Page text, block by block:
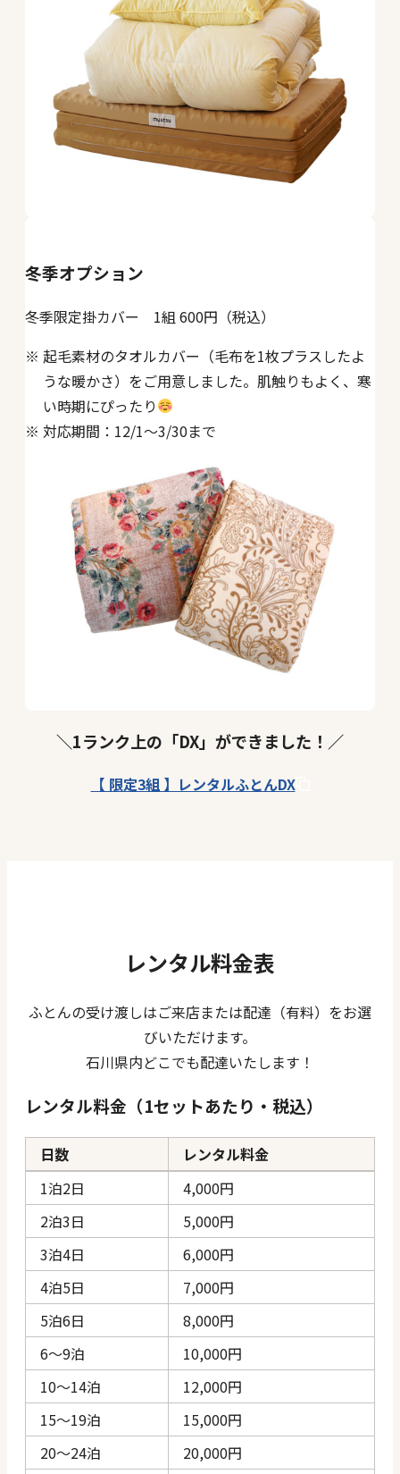
冬季オプション
冬季限定掛カバー 1組 600円（税込）
起毛素材のタオルカバー（毛布を1枚プラスしたよ
うな暖かさ）をご用意しました。肌触りもよく、寒
い時期にぴったり
対応期間：12/1〜3/30まで
＼1ランク上の「DX」ができました！／
【 限定3組 】レンタルふとんDX
レンタル料金表
ふとんの受け渡しはご来店または配達（有料）をお選
びいただけます。
石川県内どこでも配達いたします！
レンタル料金（1セットあたり・税込）
日数
レンタル料金
1泊2日
4,000円
2泊3日
5,000円
3泊4日
6,000円
4泊5日
7,000円
5泊6日
8,000円
6〜9泊
10,000円
10〜14泊
12,000円
15〜19泊
15,000円
20〜24泊
20,000円